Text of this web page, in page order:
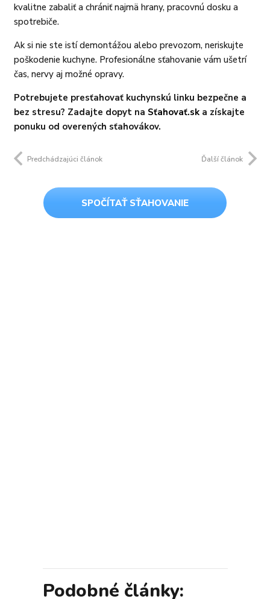
kvalitne zabaliť a chrániť najmä hrany, pracovnú dosku a
spotrebiče.
Ak si nie ste istí demontážou alebo prevozom, neriskujte
poškodenie kuchyne. Profesionálne sťahovanie vám ušetrí
čas, nervy aj možné opravy.
Potrebujete presťahovať kuchynskú linku bezpečne a
bez stresu? Zadajte dopyt na Sťahovať.ska získajte
ponuku od overených sťahovákov.
Predchádzajúci článok Ďalší článok
SPOČÍTAŤ SŤAHOVANIE
Podobné články: